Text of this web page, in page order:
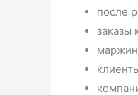
после
заказы